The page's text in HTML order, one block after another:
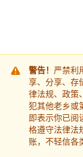
警告！ 严禁利
享、分享、存
律法规、政策
犯其他老乡或
即表示你已阅
格遵守法律法
账，不轻信各